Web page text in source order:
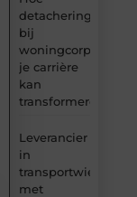
detachering
bij
woningcorporaties
je carrière
kan
transformeren
Leverancier
in
transportwielen
met